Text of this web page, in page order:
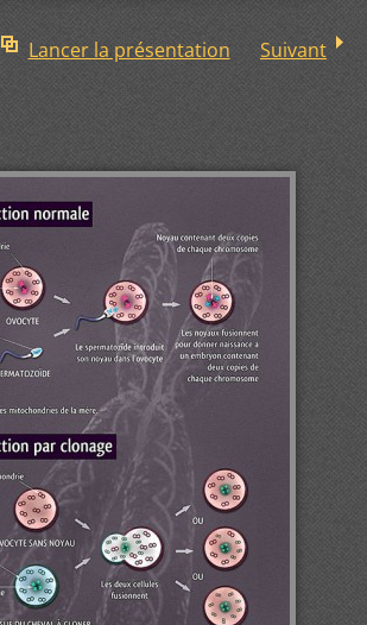
Lancer la présentation Suivant